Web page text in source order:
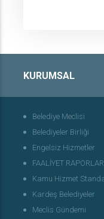
KURUMSAL
Belediye Meclisi
Belediyeler Birliği
Engelsiz Hizmetler
FAALİYET
Kamu Hizmet
Kardeş Belediyeler
Meclis Gündemi